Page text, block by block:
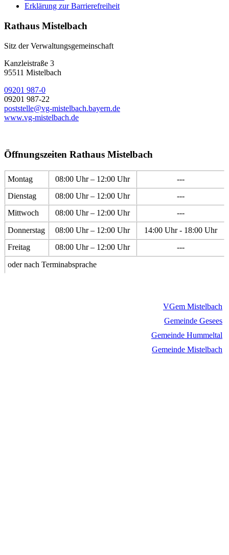
Erklärung zur Barrierefreiheit
Rathaus Mistelbach
Sitz der Verwaltungsgemeinschaft
Kanzleistraße 3
95511 Mistelbach
09201 987-0
09201 987-22
poststelle@vg-mistelbach.bayern.de
www.vg-mistelbach.de
Öffnungszeiten Rathaus Mistelbach
Montag 08:00 Uhr – 12:00 Uhr
---
Dienstag
08:00 Uhr – 12:00 Uhr
---
Mittwoch
08:00 Uhr – 12:00 Uhr
---
Donnerstag
08:00 Uhr – 12:00 Uhr
14:00 Uhr - 18:00 Uhr
Freitag
08:00 Uhr – 12:00 Uhr
---
oder nach Terminabsprache
VGem Mistelbach
Gemeinde Gesees
Gemeinde Hummeltal
Gemeinde Mistelbach